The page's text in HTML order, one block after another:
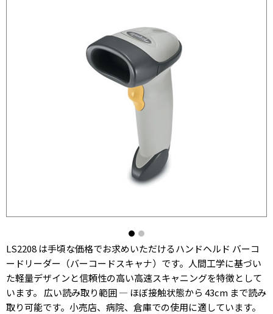
LS2208 は手頃な価格でお求めいただけるハンドヘルド バーコ
ードリーダー（バーコードスキャナ）です。人間工学に基づい
た軽量デザインと信頼性の高い高速スキャニングを特徴として
います。 広い読み取り範囲 — ほぼ接触状態から 43cm まで読み
取り可能です。小売店、病院、倉庫での使用に適しています。